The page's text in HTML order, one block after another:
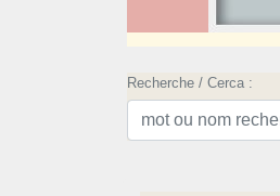
Recherche / Cerca :